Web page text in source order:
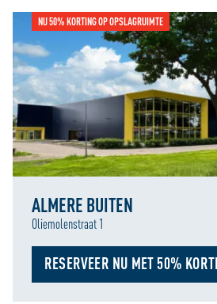
NU 50% KORTING OP OPSLAGRUIMTE
ALMERE BUITEN
Oliemolenstraat 1
RESERVEER NU MET 50%